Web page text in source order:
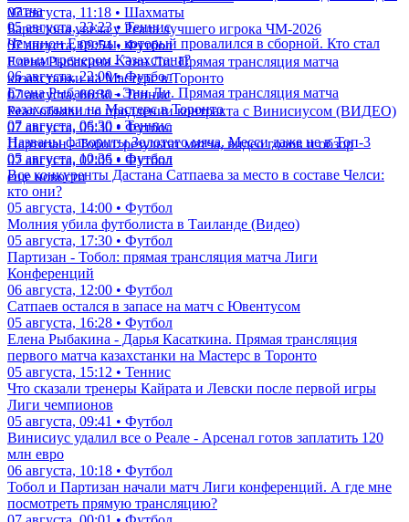
07 августа, 11:18 • Шахматы
Барселона увела у Реала лучшего игрока ЧМ-2026
07 августа, 09:54 • Футбол
Елена Рыбакина - Энн Ли. Прямая трансляция матча
казахстанки на Мастерс в Торонто
07 августа, 06:30 • Теннис
Реал объявил о продлении контракта с Винисиусом (ВИДЕО)
07 августа, 05:30 • Футбол
Партизан - Тобол: результат матча, видео голов и обзор
07 августа, 02:05 • Футбол
еще новости
матча
05 августа, 23:23 • Теннис
Чемпион Европы, который провалился в сборной. Кто стал
новым тренером Казахстана?
06 августа, 22:00 • Футбол
Елена Рыбакина - Энн Ли. Прямая трансляция матча
казахстанки на Мастерс в Торонто
07 августа, 06:30 • Теннис
Названы фавориты Золотого мяча. Месси даже не в Топ-3
05 августа, 10:36 • Футбол
Все конкуренты Дастана Сатпаева за место в составе Челси:
кто они?
05 августа, 14:00 • Футбол
Молния убила футболиста в Таиланде (Видео)
05 августа, 17:30 • Футбол
Партизан - Тобол: прямая трансляция матча Лиги
Конференций
06 августа, 12:00 • Футбол
Сатпаев остался в запасе на матч с Ювентусом
05 августа, 16:28 • Футбол
Елена Рыбакина - Дарья Касаткина. Прямая трансляция
первого матча казахстанки на Мастерс в Торонто
05 августа, 15:12 • Теннис
Что сказали тренеры Кайрата и Левски после первой игры
Лиги чемпионов
05 августа, 09:41 • Футбол
Винисиус удалил все о Реале - Арсенал готов заплатить 120
млн евро
06 августа, 10:18 • Футбол
Тобол и Партизан начали матч Лиги конференций. А где мне
посмотреть прямую трансляцию?